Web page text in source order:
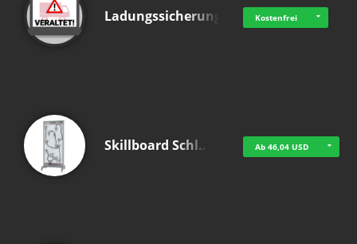
Ladungssicherung Kostenfrei
Skillboard Schl… Ab 46,04 USD